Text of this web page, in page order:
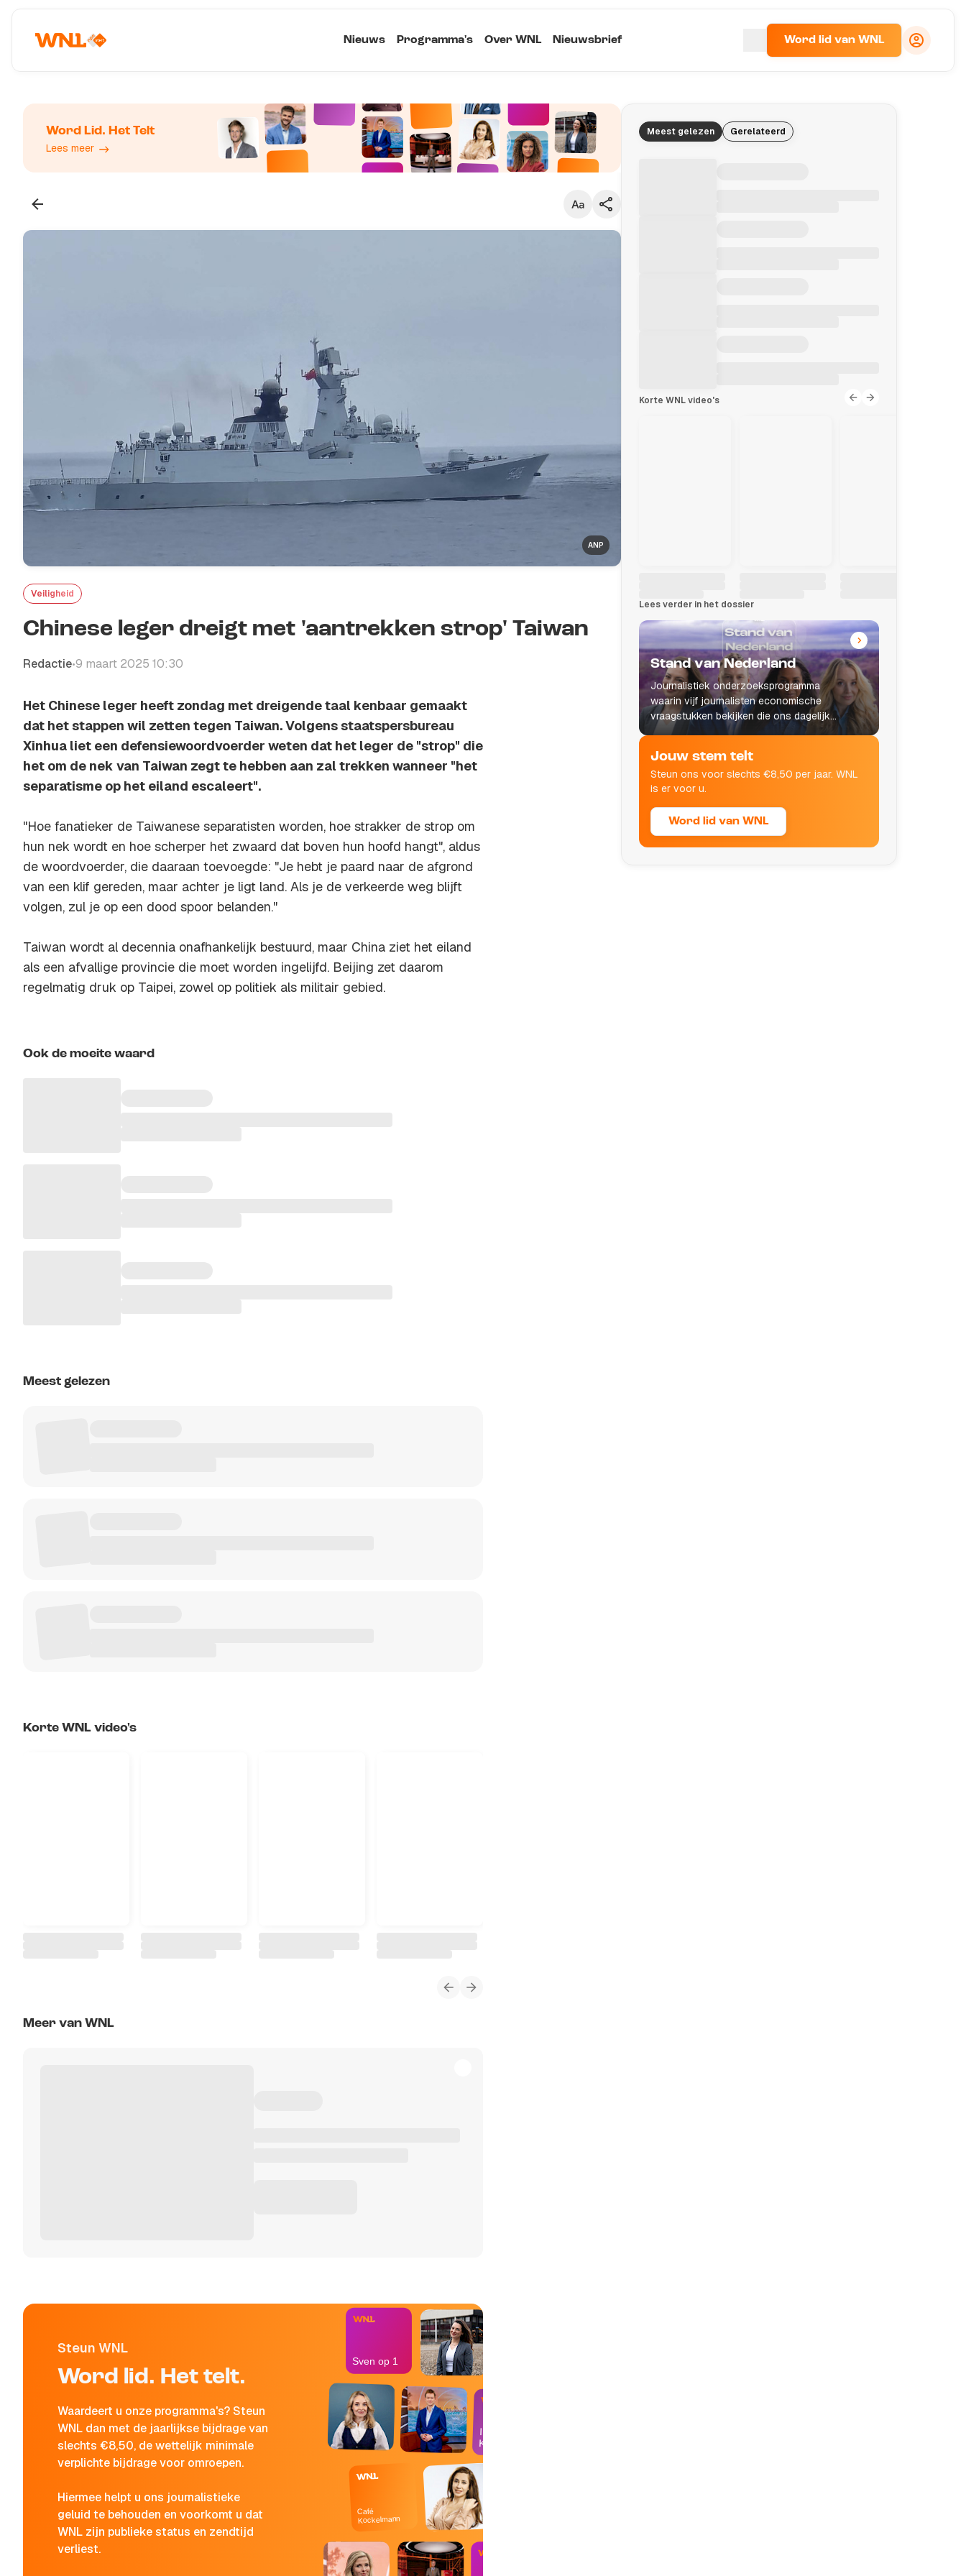
Nieuws Programma's Over WNL Nieuwsbrief Word lid van WNL
Word Lid. Het Telt
Lees meer
ANP
Veiligheid
Chinese leger dreigt met 'aantrekken strop' Taiwan
Redactie•9 maart 2025 10:30
Het Chinese leger heeft zondag met dreigende taal kenbaar gemaakt
dat het stappen wil zetten tegen Taiwan. Volgens staatspersbureau
Xinhua liet een defensiewoordvoerder weten dat het leger de "strop" die
het om de nek van Taiwan zegt te hebben aan zal trekken wanneer "het
separatisme op het eiland escaleert".
"Hoe fanatieker de Taiwanese separatisten worden, hoe strakker de strop om
hun nek wordt en hoe scherper het zwaard dat boven hun hoofd hangt", aldus
de woordvoerder, die daaraan toevoegde: "Je hebt je paard naar de afgrond
van een klif gereden, maar achter je ligt land. Als je de verkeerde weg blijft
volgen, zul je op een dood spoor belanden."
Taiwan wordt al decennia onafhankelijk bestuurd, maar China ziet het eiland
als een afvallige provincie die moet worden ingelijfd. Beijing zet daarom
regelmatig druk op Taipei, zowel op politiek als militair gebied.
Ook de moeite waard
Meest gelezen
Korte WNL video's
Meer van WNL
Steun WNL
Word lid. Het telt.
Waardeert u onze programma's? Steun
WNL dan met de jaarlijkse bijdrage van
slechts €8,50, de wettelijk minimale
verplichte bijdrage voor omroepen.
Hiermee helpt u ons journalistieke
geluid te behouden en voorkomt u dat
WNL zijn publieke status en zendtijd
verliest.
Café
Kockelmann
In de
Kantine
Sven op 1
Meest gelezen Gerelateerd
Korte WNL video's
Lees verder in het dossier
Stand van Nederland
Journalistiek onderzoeksprogramma
waarin vijf journalisten economische
vraagstukken bekijken die ons dagelijks
leven raken.
Jouw stem telt
Steun ons voor slechts €8,50 per jaar. WNL
is er voor u.
Word lid van WNL